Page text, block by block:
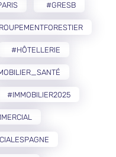
#GRESB
#HÔTELLERIE
#IMMOBILIER2025